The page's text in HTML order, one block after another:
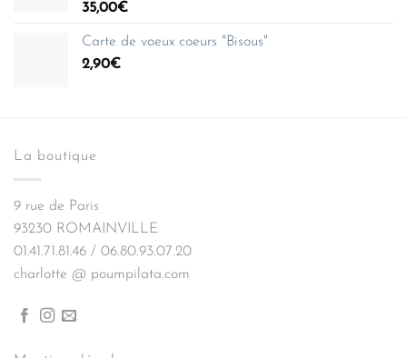
35,00€
Carte de voeux coeurs "Bisous"
2,90€
La boutique
9 rue de Paris
93230 ROMAINVILLE
01.41.71.81.46 / 06.80.93.07.20
charlotte @ poumpilata.com